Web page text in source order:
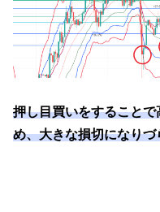
押し目買いをすること
め、大きな損切になりづ